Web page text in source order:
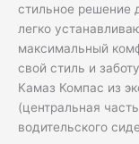
стильное решение
легко
максимальный
свой стиль и
Камаз Компас из
(центральная
водительского